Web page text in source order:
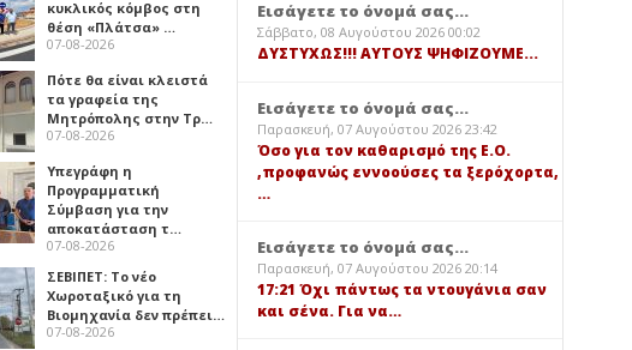
κυκλικός κόμβος στη
θέση «Πλάτσα» …
07-08-2026
Πότε θα είναι κλειστά
τα γραφεία της
Μητρόπολης στην Τρ…
07-08-2026
Υπεγράφη η
Προγραμματική
Σύμβαση για την
αποκατάσταση τ…
07-08-2026
ΣΕΒΙΠΕΤ: Το νέο
Χωροταξικό για τη
Βιομηχανία δεν πρέπει…
07-08-2026
Εισάγετε το όνομά σας...
Σάββατο, 08 Αυγούστου 2026 00:02
ΔΥΣΤΥΧΩΣ!!! ΑΥΤΟΥΣ ΨΗΦΙΖΟΥΜΕ...
Εισάγετε το όνομά σας...
Παρασκευή, 07 Αυγούστου 2026 23:42
Όσο για τον καθαρισμό της Ε.Ο.
,προφανώς εννοούσες τα ξερόχορτα,
…
Εισάγετε το όνομά σας...
Παρασκευή, 07 Αυγούστου 2026 20:14
17:21 Όχι πάντως τα ντουγάνια σαν
και σένα. Για να…